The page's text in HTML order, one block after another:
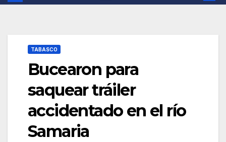
TABASCO
Bucearon para
saquear tráiler
accidentado en el río
Samaria